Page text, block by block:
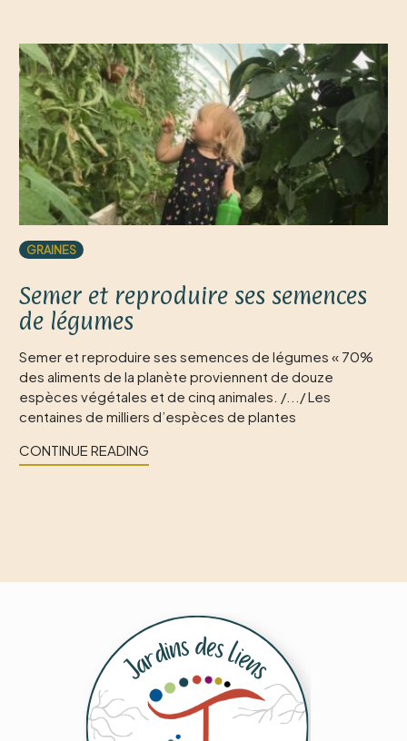
GRAINES
Semer et reproduire ses semences
de légumes
Semer et reproduire ses semences de légumes « 70%
des aliments de la planète proviennent de douze
espèces végétales et de cinq animales. /.../ Les
centaines de milliers d’espèces de plantes
CONTINUE READING